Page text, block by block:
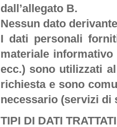
dall’allegato B.
Nessun dato
I dati personali
materiale informativo
ecc.) sono utilizzati
richiesta e sono
necessario (servizi di
TIPI DI DATI TRATTATI